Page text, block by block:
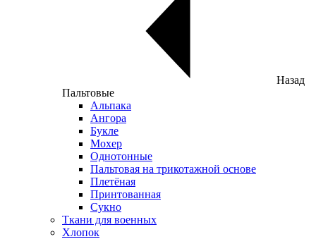
Назад
Пальтовые
Альпака
Ангора
Букле
Мохер
Однотонные
Пальтовая на трикотажной основе
Плетёная
Принтованная
Сукно
Ткани для военных
Хлопок